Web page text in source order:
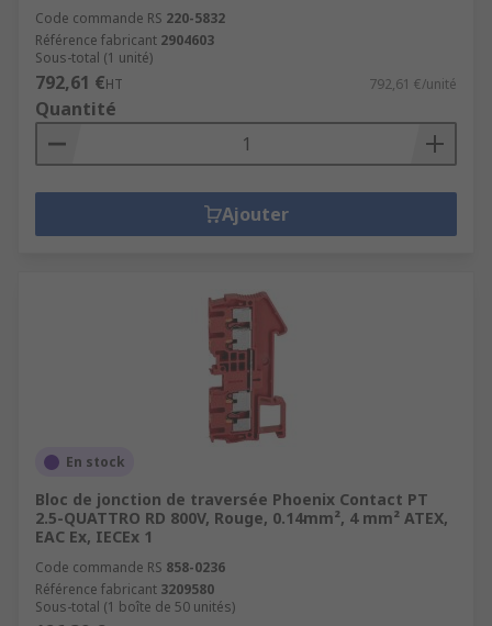
Code commande RS 220-5832
Référence fabricant 2904603
Sous-total (1 unité)
792,61 €HT 792,61 €/unité
Quantité
Ajouter
En stock
Bloc de jonction de traversée Phoenix Contact PT
2.5-QUATTRO RD 800V, Rouge, 0.14mm², 4 mm² ATEX,
EAC Ex, IECEx 1
Code commande RS 858-0236
Référence fabricant 3209580
Sous-total (1 boîte de 50 unités)